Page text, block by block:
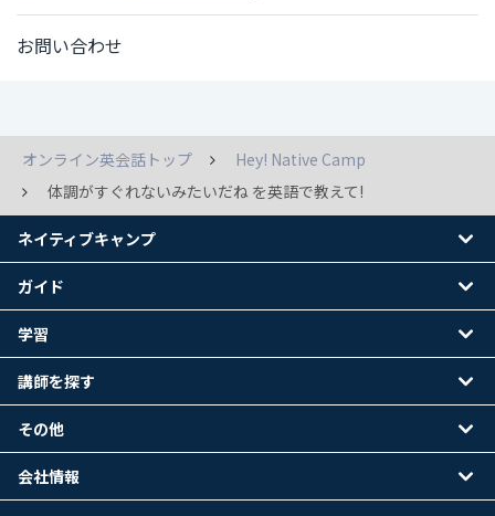
お問い合わせ
オンライン英会話トップ
Hey! Native Camp
体調がすぐれないみたいだね を英語で教えて!
ネイティブキャンプ
ガイド
学習
講師を探す
その他
会社情報